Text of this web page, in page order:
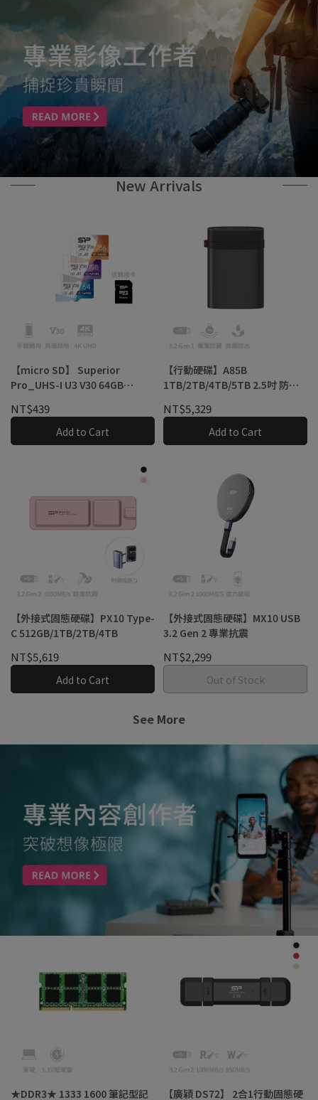
New Arrivals
【micro SD】 Superior
Pro_UHS-I U3 V30 64GB
TF卡
NT$439
Add to Cart
【行動硬碟】A85B
1TB/2TB/4TB/5TB 2.5吋 防震
NT$5,329
Add to Cart
【外接式固態硬碟】PX10 Type-
C 512GB/1TB/2TB/4TB
NT$5,619
Add to Cart
【外接式固態硬碟】MX10 USB
3.2 Gen 2 專業抗震
NT$2,299
Out of Stock
See More
★DDR3★ 1333 1600 筆記型記 【廣穎 DS72】 2合1行動固態硬